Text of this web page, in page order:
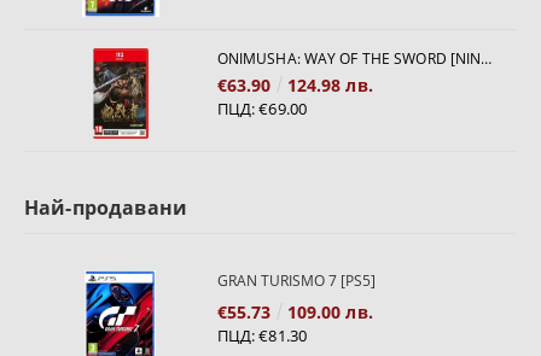
ONIMUSHA: WAY OF THE SWORD [NINTENDO SWITCH 2]
€63.90 124.98 лв.
ПЦД:€69.00
Най-продавани
GRAN TURISMO 7 [PS5]
€55.73 109.00 лв.
ПЦД:€81.30